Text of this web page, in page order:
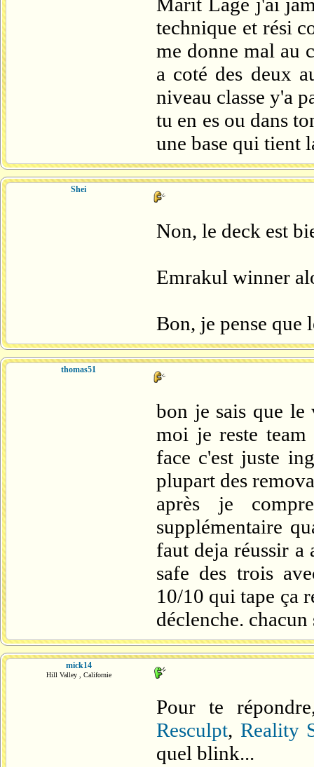
technique et rési
me donne mal au
a coté des deux
niveau classe y'a
tu en es ou dans
une base qui tient
Shei
Non, le deck est
Emrakul winner
Bon, je pense que
thomas51
bon je sais que le
moi je reste
face c'est juste
plupart des
après je
supplémentaire
faut deja réussir a
safe des trois
10/10 qui tape ça
déclenche.
mick14
Hill Valley , Californie
Pour te
Resculpt, Reality
quel blink...